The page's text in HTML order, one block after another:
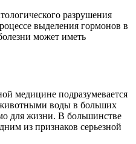
разрушения
выделения гормонов в
может иметь
медицине подразумевается
животными воды в больших
для жизни. В большинстве
из признаков серьезной